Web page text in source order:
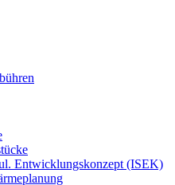
Entwicklungskonzept (ISEK)